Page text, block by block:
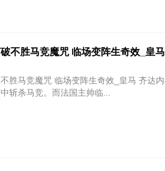
不胜马竞魔咒 临场变阵生奇效_皇马
场变阵生奇效_皇马 齐达内在皇家马德里执教4年，今夜终于首
斩杀马竞。而法国主帅临...